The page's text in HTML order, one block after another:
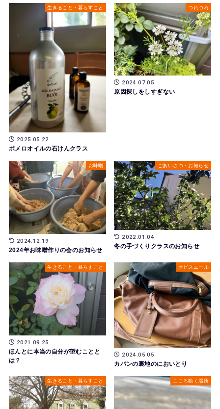
生きること・暮らすこと
2025.05.22
ポメロオイルの石けんクラス
つれづれ
2024.07.05
原因探しをしすぎない
お味噌
2024.12.19
2024年お味噌作りの会のお知らせ
ごあいさつ・お知らせ
2022.01.04
冬の手づくりクラスのお知らせ
生きること・暮らすこと
2021.09.25
ほんとに本当の自分が望むことと
は？
オピスエール
2024.05.05
カバンの裏地のにおいとり
生きること・暮らすこと こころ動く場所